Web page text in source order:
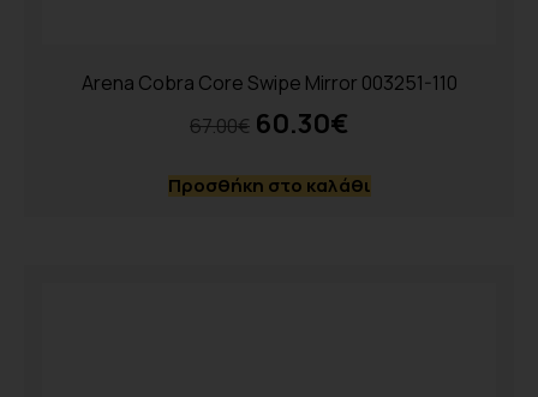
Arena Cobra Core Swipe Mirror 003251-110
67.00€ 60.30€
Προσθήκη στο καλάθι